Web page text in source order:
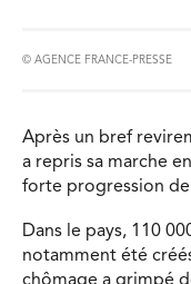
© AGENCE FRANCE-PRESSE
Après un bref
a repris sa marche
forte progression
Dans le pays, 110
notamment été